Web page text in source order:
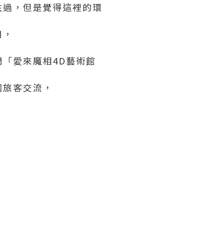
，但是覺得這裡的環
愛來魔相4D藝術館
客交流，